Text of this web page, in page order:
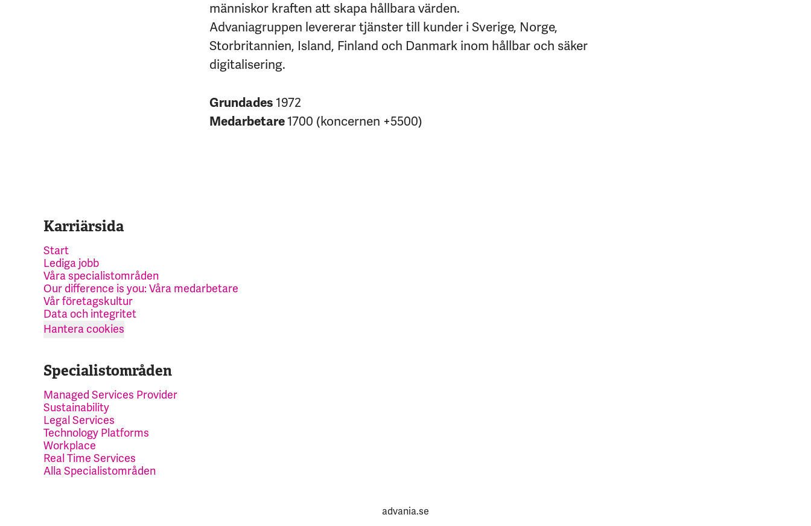
människor kraften att skapa hållbara värden.
Advaniagruppen levererar tjänster till kunder i Sverige, Norge,
Storbritannien, Island, Finland och Danmark inom hållbar och säker
digitalisering.
Grundades1972
Medarbetare1700 (koncernen +5500)
Karriärsida
Start
Lediga jobb
Våra specialistområden
Our difference is you: Våra medarbetare
Vår företagskultur
Data och integritet
Hantera cookies
Specialistområden
Managed Services Provider
Sustainability
Legal Services
Technology Platforms
Workplace
Real Time Services
Alla Specialistområden
advania.se